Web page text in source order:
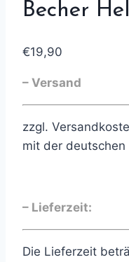
Becher
€19,90
– Versand
zzgl.
mit der deutschen
– Lieferzeit:
Die Lieferzeit